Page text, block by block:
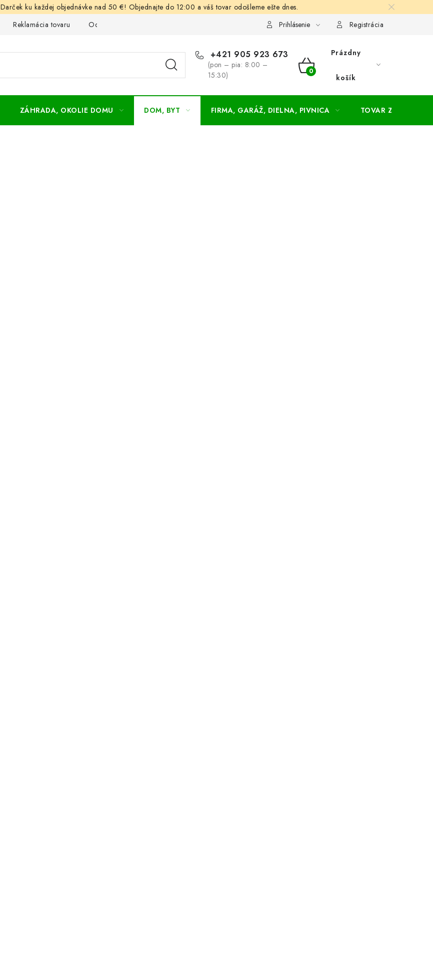
Darček ku každej objednávke nad 50 €! Objednajte do 12:00 a váš tovar odošleme ešte dnes.
Reklamácia tovaru Odstúpenie od kúpnej zmluvy Obchodné a dodacie podmienky Zásady ochrany osobných údajov
Prihlásenie Registrácia
+421 905 923 673
(pon – pia: 8:00 –
15:30)
NÁKUPNÝ
Prázdny
košík
ZÁHRADA, OKOLIE DOMU DOM, BYT FIRMA, GARÁŽ, DIELNA, PIVNICA TOVAR ZA